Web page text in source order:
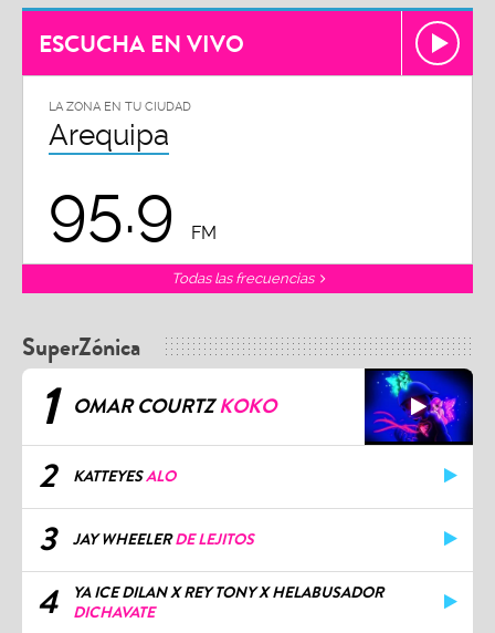
ESCUCHA EN VIVO
LA ZONA EN TU CIUDAD
Arequipa
95.9 FM
Todas las frecuencias
SuperZónica
1 OMAR COURTZKOKO
2 KATTEYESALO
3 JAY WHEELERDE LEJITOS
4
YA ICE DILAN X REY TONY X HELABUSADOR
DICHAVATE